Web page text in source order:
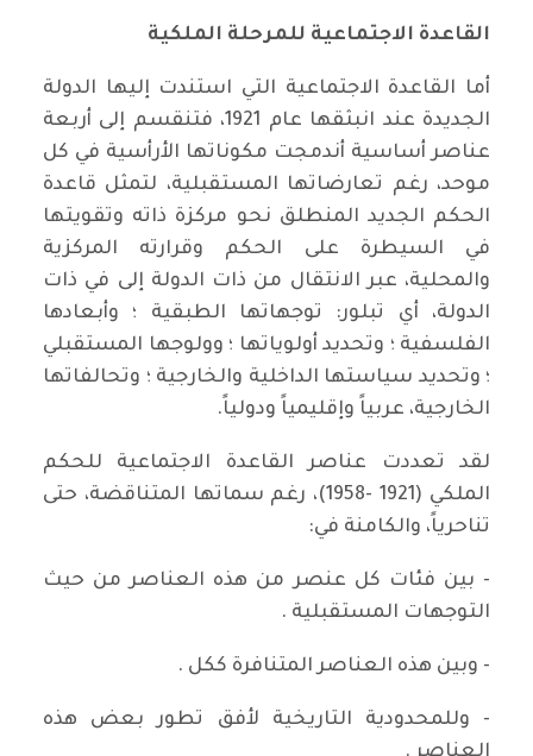
القاعدة الاجتماعية للمرحلة الملكية
أما القاعدة الاجتماعية التي استندت إليها الدولة
الجديدة عند انبثقها عام 1921، فتنقسم إلى أربعة
عناصر أساسية أندمجت مكوناتها الأرأسية في كل
موحد، رغم تعارضاتها المستقبلية، لتمثل قاعدة
الحكم الجديد المنطلق نحو مركزة ذاته وتقويتها
في السيطرة على الحكم وقرارته المركزية
والمحلية، عبر الانتقال من ذات الدولة إلى في ذات
الدولة، أي تبلور: توجهاتها الطبقية ؛ وأبعادها
الفلسفية ؛ وتحديد أولوياتها ؛ وولوجها المستقبلي
؛ وتحديد سياستها الداخلية والخارجية ؛ وتحالفاتها
الخارجية، عربياً وإقليمياً ودولياً.
لقد تعددت عناصر القاعدة الاجتماعية للحكم
الملكي (1921 -1958)، رغم سماتها المتناقضة، حتى
تناحرياً، والكامنة في:
- بين فئات كل عنصر من هذه العناصر من حيث
التوجهات المستقبلية .
- وبين هذه العناصر المتنافرة ككل .
- وللمحدودية التاريخية لأفق تطور بعض هذه